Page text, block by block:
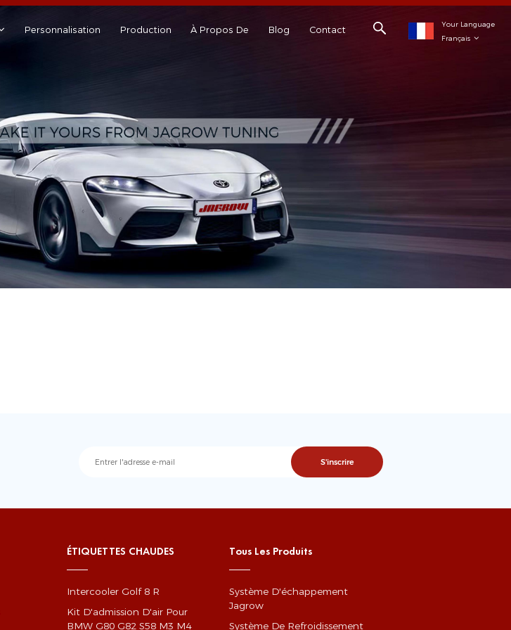
Your Language
Français
Personnalisation Production À Propos De Blog Contact
ÉTIQUETTES CHAUDES
Intercooler Golf 8 R
Kit D'admission D'air Pour
BMW G80 G82 S58 M3 M4
Tous Les Produits
Système D'échappement
Jagrow
Système De Refroidissement